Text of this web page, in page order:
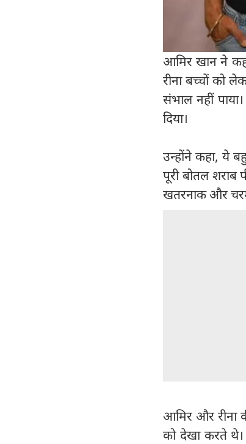
आमिर खान ने
रीना बच्चों को
संभाल नहीं
दिया।
उन्होंने कहा, ये
पूरी बोतल शराब
खतरनाक और चरम
आमिर और रीना
को देखा करते